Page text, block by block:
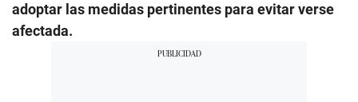
adoptar las medidas pertinentes para evitar verse
afectada.